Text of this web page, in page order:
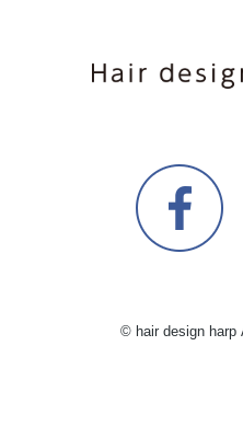
© hair design harp